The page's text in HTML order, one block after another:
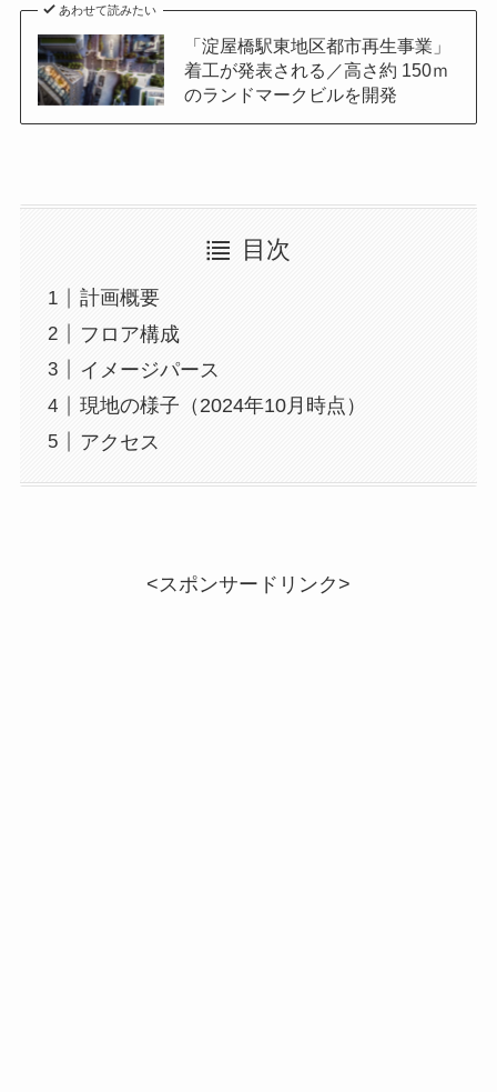
あわせて読みたい
「淀屋橋駅東地区都市再生事業」
着工が発表される／高さ約 150ｍ
のランドマークビルを開発
目次
計画概要
フロア構成
イメージパース
現地の様子（2024年10月時点）
アクセス
<スポンサードリンク>